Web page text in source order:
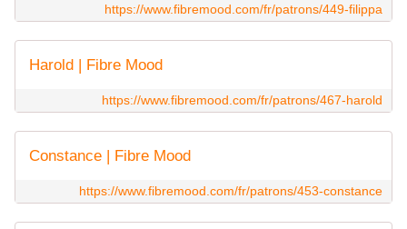
https://www.fibremood.com/fr/patrons/449-filippa
Harold | Fibre Mood
https://www.fibremood.com/fr/patrons/467-harold
Constance | Fibre Mood
https://www.fibremood.com/fr/patrons/453-constance